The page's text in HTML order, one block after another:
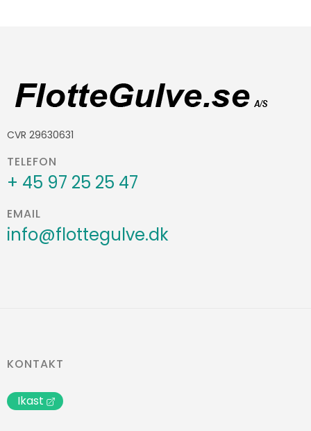
CVR 29630631
TELEFON
+ 45 97 25 25 47
EMAIL
info@flottegulve.dk
KONTAKT
Ikast